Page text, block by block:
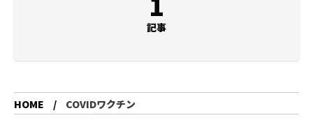
記事
HOME COVIDワクチン